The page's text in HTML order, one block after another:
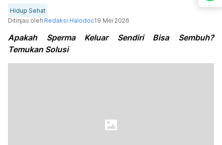
Hidup Sehat
Ditinjau oleh Redaksi Halodoc19 Mei 2026
Apakah Sperma Keluar Sendiri Bisa Sembuh?
Temukan Solusi